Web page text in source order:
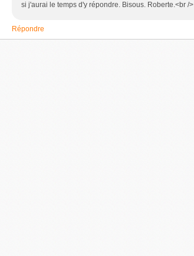
si j'aurai le temps d'y répondre. Bisous. Roberte.<br />
Répondre